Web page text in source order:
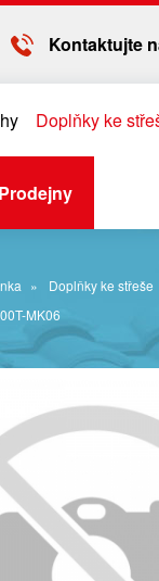
Kontaktujte
Doplňky ke
Prodejny
Doplňky ke střeše
MK06